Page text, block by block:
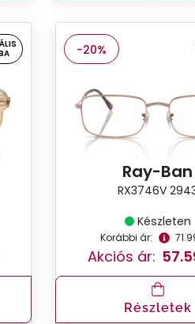
-20%
Ray-Ban
RX3746V
Készleten
Korábbi ár:
Akciós ár:
Részletek